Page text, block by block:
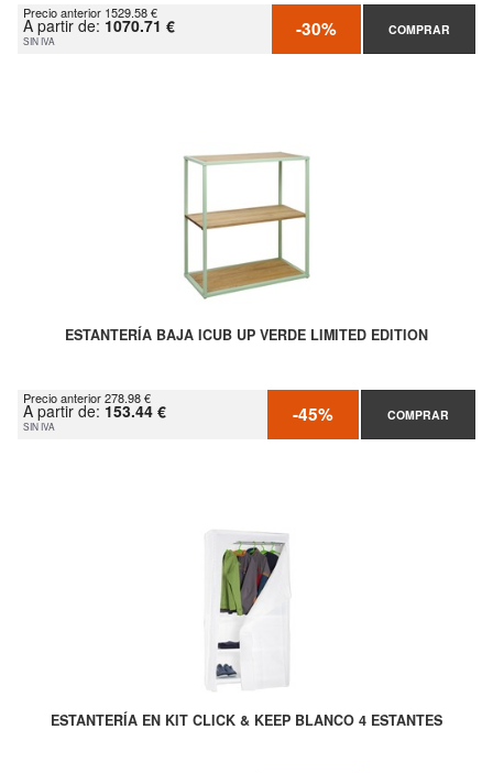
Precio anterior 1529.58 €
A partir de: 1070.71 €
SIN IVA -30% COMPRAR
ESTANTERÍA BAJA ICUB UP VERDE LIMITED EDITION
Precio anterior 278.98 €
A partir de: 153.44 €
SIN IVA -45% COMPRAR
ESTANTERÍA EN KIT CLICK & KEEP BLANCO 4 ESTANTES